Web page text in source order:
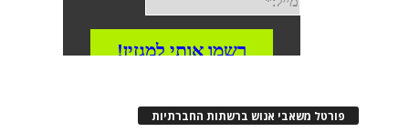
פורטל משאבי אנוש ברשתות החברתיות